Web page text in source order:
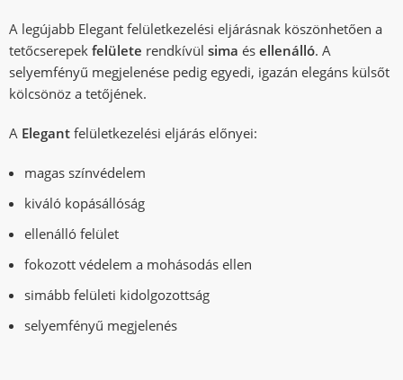
A legújabb Elegant felületkezelési eljárásnak köszönhetően a
tetőcserepekfelülete rendkívülsima ésellenálló. A
selyemfényű megjelenése pedig egyedi, igazán elegáns külsőt
kölcsönöz a tetőjének.
A Elegantfelületkezelési eljárás előnyei:
magas színvédelem
kiváló kopásállóság
ellenálló felület
fokozott védelem a mohásodás ellen
simább felületi kidolgozottság
selyemfényű megjelenés